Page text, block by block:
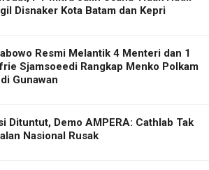
Disnaker Kota Batam dan Kepri
Resmi Melantik 4 Menteri dan 1
Sjamsoeedi Rangkap Menko Polkam
Gunawan
Dituntut, Demo AMPERA: Cathlab Tak
Nasional Rusak